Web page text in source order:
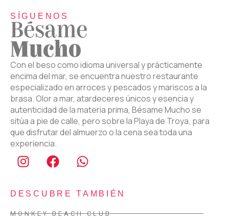
SÍGUENOS
Bésame
Mucho
Con el beso como idioma universal y prácticamente
encima del mar, se encuentra nuestro restaurante
especializado en arroces y pescados y mariscos a la
brasa. Olor a mar, atardeceres únicos y esencia y
autenticidad de la materia prima, Bésame Mucho se
sitúa a pie de calle, pero sobre la Playa de Troya, para
que disfrutar del almuerzo o la cena sea toda una
experiencia.
DESCUBRE TAMBIÉN
MONKEY BEACH CLUB